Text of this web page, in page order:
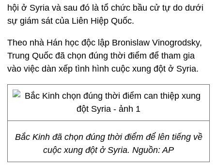
hội ở Syria và sau đó là tổ chức bầu cử tự do dưới
sự giám sát của Liên Hiệp Quốc.
Theo nhà Hán học độc lập Bronislaw Vinogrodsky,
Trung Quốc đã chọn đúng thời điểm để tham gia
vào việc dàn xếp tình hình cuộc xung đột ở Syria.
Bắc Kinh đã chọn đúng thời điểm để lên tiếng về
cuộc xung đột ở Syria. Nguồn: AP